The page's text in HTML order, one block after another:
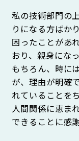
私の技術部門の
りになる方ばかり
困ったことがあ
おり、親身にな
もちろん、時に
が、理由が明確
れていることを
人間関係に恵ま
できることに感